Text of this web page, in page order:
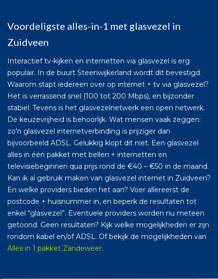
Voordeligste alles-in-1 met glasvezel in
Zuidveen
Interactief tv-kijken en internetten via glasvezel is erg
populair. In de buurt Steenwijkerland wordt dit bevestigd.
Waarom stapt iedereen over op internet + tv via glasvezel?
Het is verrassend snel (100 tot 200 Mbps), en bijzonder
stabiel. Tevens is het glasvezelnetwerk een open netwerk.
De keuzevrijheid is behoorlijk. Wat mensen vaak zeggen:
zo’n glasvezel internetverbinding is prijziger dan
bijvoorbeeld ADSL. Gelukkig klopt dit niet. Een glasvezel
alles in één pakket met bellen + internetten en
televisiebeginnen qua prijs rond de €40 – €50 in de maand.
Kan ik al gebruik maken van glasvezel internet in Zuidveen?
En welke providers bieden het aan? Voer allereerst de
postcode + huisnummer in, en beperk de resultaten tot
enkel “glasvezel”. Eventuele providers worden nu meteen
getoond. Geen resultaten? Kijk welke mogelijkheden er zijn
rondom kabel en/of ADSL. Of bekijk de mogelijkheden van
Alles in 1 pakket Zandeweer.